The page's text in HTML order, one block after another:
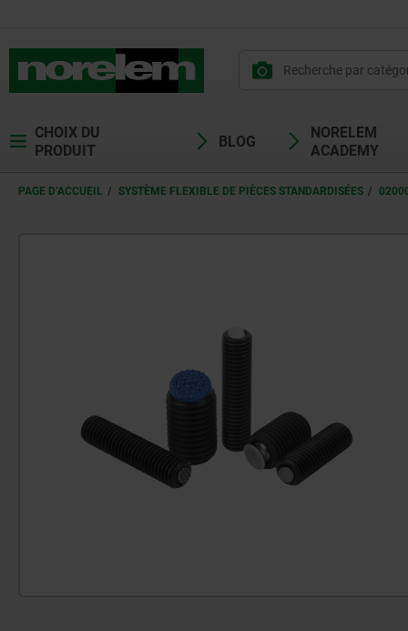
CHOIX DU
PRODUIT
BLOG
NORELEM
ACADEMY
PAGE D’ACCUEIL SYSTÈME FLEXIBLE DE PIÈCES STANDARDISÉES